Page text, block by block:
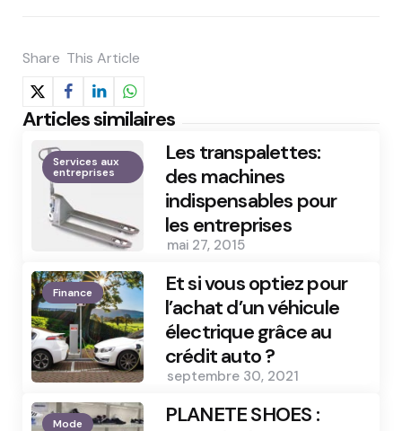
Share This Article
Articles similaires
Services aux
entreprises
Les transpalettes:
des machines
indispensables pour
les entreprises
mai 27, 2015
Finance
Et si vous optiez pour
l’achat d’un véhicule
électrique grâce au
crédit auto ?
septembre 30, 2021
Mode
PLANETE SHOES :